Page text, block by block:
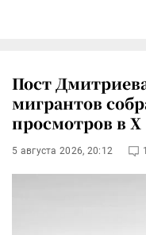
Пост
мигрантов
просмотров в X
5 августа 2026, 20:12